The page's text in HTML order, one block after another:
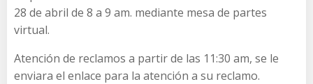
28 de abril de 8 a 9 am. mediante mesa de partes
virtual.
Atención de reclamos a partir de las 11:30 am, se le
enviara el enlace para la atención a su reclamo.